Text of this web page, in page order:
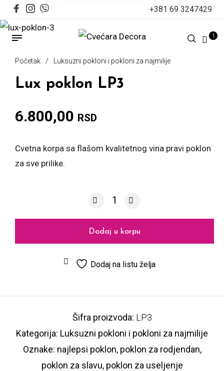
+381 69 3247429
1
Početak / Luksuzni pokloni i pokloni za najmilije
Lux poklon LP3
6.800,00 RSD
Cvetna korpa sa flašom kvalitetnog vina pravi poklon
za sve prilike.
Lux poklon LP3 količina
Dodaj u korpu
Dodaj na listu želja
Šifra proizvoda: LP3
Kategorija: Luksuzni pokloni i pokloni za najmilije
Oznake: najlepsi poklon, poklon za rodjendan,
poklon za slavu, poklon za useljenje